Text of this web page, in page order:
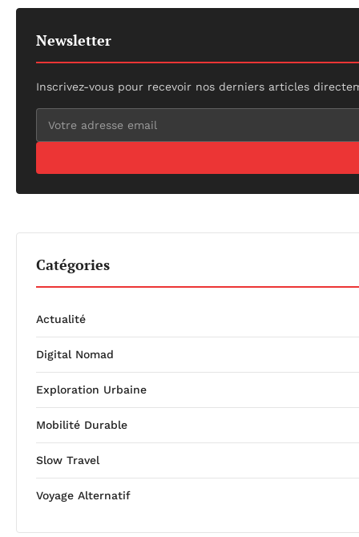
Newsletter
Inscrivez-vous pour recevoir nos derniers articles
Catégories
Actualité
Digital Nomad
Exploration Urbaine
Mobilité Durable
Slow Travel
Voyage Alternatif